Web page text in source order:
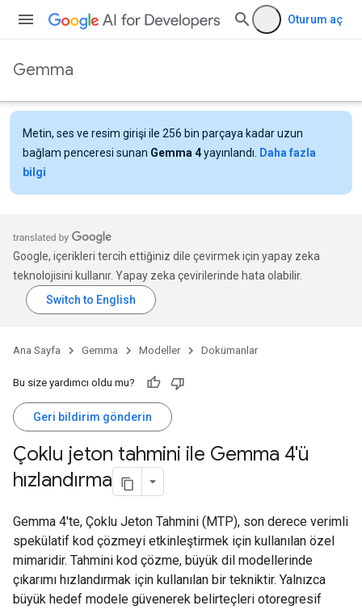
Oturum aç
Gemma
Metin, ses ve resim girişi ile 256 bin parçaya kadar uzun
bağlam penceresi sunan Gemma 4yayınlandı.
Daha fazla
bilgi
Google, içerikleri tercih ettiğiniz dile çevirmek için yapay zeka
teknolojisini kullanır. Yapay zeka çevirilerinde hata olabilir.
Ana Sayfa Gemma Modeller Dokümanlar
Bu size yardımcı oldu mu?
Geri bildirim gönderin
Çoklu jeton tahmini ile Gemma 4'ü
hızlandırma
Gemma 4'te, Çoklu Jeton Tahmini (MTP), son derece verimli
spekülatif kod çözmeyi etkinleştirmek için kullanılan özel
mimaridir. Tahmini kod çözme, büyük dil modellerinde
çıkarımı hızlandırmak için kullanılan bir tekniktir. Yalnızca
büyük hedef modele güvenerek belirteçleri otoregresif